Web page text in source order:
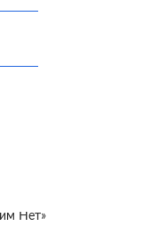
Нет»